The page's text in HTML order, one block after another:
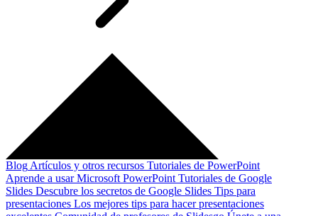
Blog Artículos y otros recursos Tutoriales de PowerPoint
Aprende a usar Microsoft PowerPoint Tutoriales de Google
Slides Descubre los secretos de Google Slides Tips para
presentaciones Los mejores tips para hacer presentaciones